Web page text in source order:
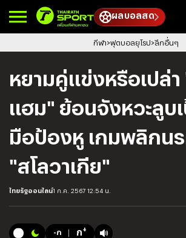
ผลบอลสด
กีฬา ฟุตบอลยุโรป ลีกอื่นๆ
หยามคู่แข่งหรือเปล่า
แฮม" ย้อนจังหวะลูบเ
มือป้องหู เกมพลิกน
"สโลวาเกีย"
ไทยรัฐออนไลน์1 ก.ค. 2567 12:54 น.
-ก ก+